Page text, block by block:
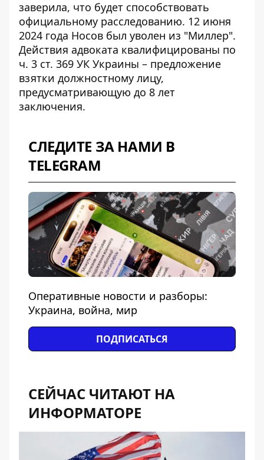
заверила, что будет способствовать
официальному расследованию. 12 июня
2024 года Носов был уволен из "Миллер".
Действия адвоката квалифицированы по
ч. 3 ст. 369 УК Украины – предложение
взятки должностному лицу,
предусматривающую до 8 лет
заключения.
СЛЕДИТЕ ЗА НАМИ В
TELEGRAM
Оперативные новости и разборы:
Украина, война, мир
ПОДПИСАТЬСЯ
СЕЙЧАС ЧИТАЮТ НА
ИНФОРМАТОРЕ